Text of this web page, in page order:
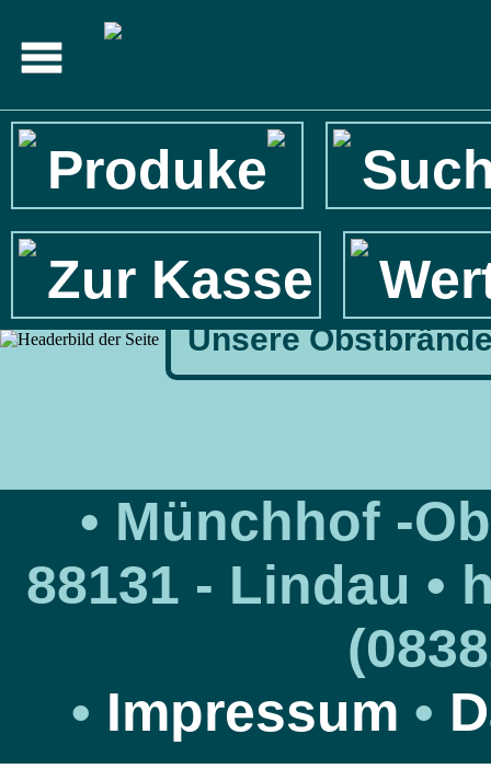
Produke
Zur Kasse
Unsere
• Münchhof -
88131 - Lindau •
• Impressum •